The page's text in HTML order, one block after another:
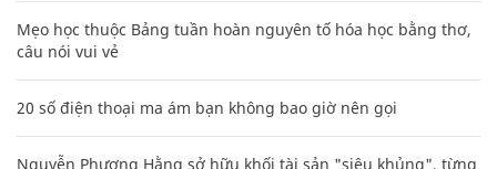
Mẹo học thuộc Bảng tuần hoàn nguyên tố hóa học bằng thơ,
câu nói vui vẻ
20 số điện thoại ma ám bạn không bao giờ nên gọi
Nguyễn Phương Hằng sở hữu khối tài sản "siêu khủng", từng